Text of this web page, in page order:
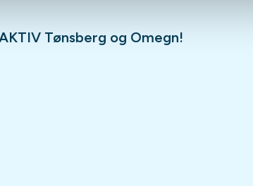
Tønsberg og Omegn!